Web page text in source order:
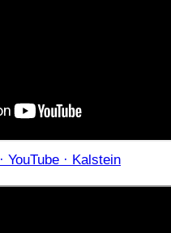
YouTube · Kalstein